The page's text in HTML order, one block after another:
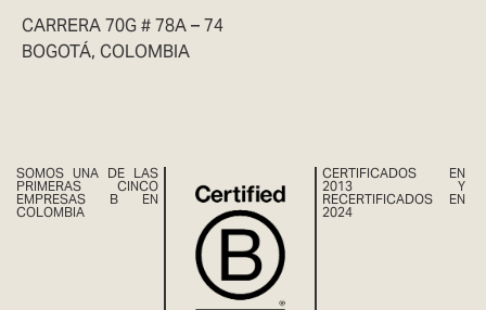
CARRERA 70G # 78A – 74
BOGOTÁ, COLOMBIA
SOMOS UNA DE LAS
PRIMERAS CINCO
EMPRESAS B EN
COLOMBIA
CERTIFICADOS EN
2013 Y
RECERTIFICADOS EN
2024